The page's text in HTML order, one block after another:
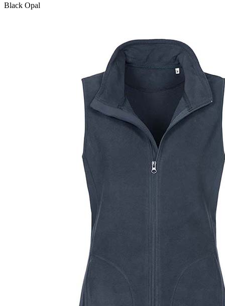
Black Opal